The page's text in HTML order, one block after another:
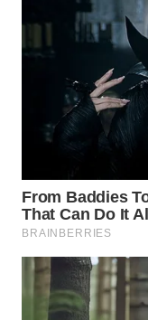
BOROBUDUR
MADURA
WN
WN
NATUNA
WN
BINTAN